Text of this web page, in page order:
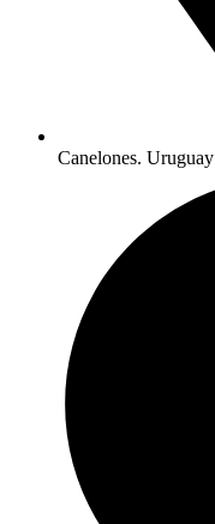
Canelones. Uruguay